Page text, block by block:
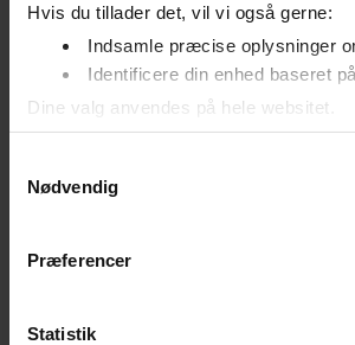
Hvis du tillader det, vil vi også gerne:
Indsamle præcise oplysninger
Identificere din enhed baseret
Dine valg anvendes på hele websitet.
annonceringspartnere og
Nødvendig
Præferencer
Statistik